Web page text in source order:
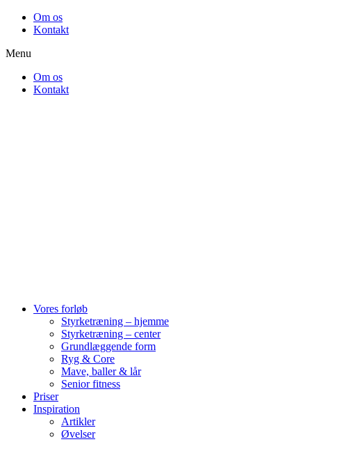
VidereOm os
Kontakt
Menu
Om os
Kontakt
Vores forløb
Styrketræning – hjemme
Styrketræning – center
Grundlæggende form
Ryg & Core
Mave, baller & lår
Senior fitness
Priser
Inspiration
Artikler
Øvelser